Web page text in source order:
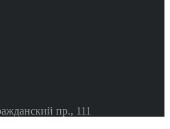
пр., 111